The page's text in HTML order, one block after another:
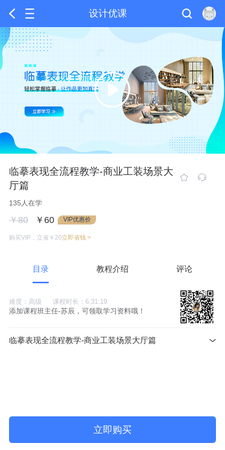
设计优课
临摹表现全流程教学-商业工装场景大
厅篇
135人在学
￥80 ￥60 VIP优惠价
购买VIP，立省￥20立即省钱 >
目录 教程介绍 评论
难度：高级 课程时长：6:31:19
添加课程班主任-苏辰，可领取学习资料哦！
临摹表现全流程教学-商业工装场景大厅篇
立即购买